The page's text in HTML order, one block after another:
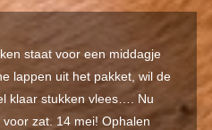
staat voor een middagje
lappen uit het pakket, wil de
klaar stukken vlees…. Nu
zat. 14 mei! Ophalen